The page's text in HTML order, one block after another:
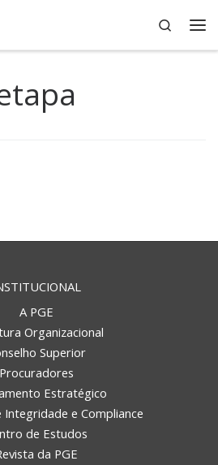
Search
A PGE
Organizacional
Superior
Procuradores
Estratégico
e Compliance
de Estudos
da PGE